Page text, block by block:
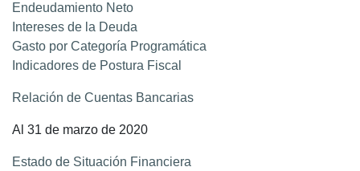
Endeudamiento Neto
Intereses de la Deuda
Gasto por Categoría Programática
Indicadores de Postura Fiscal
Relación de Cuentas Bancarias
Al 31 de marzo de 2020
Estado de Situación Financiera